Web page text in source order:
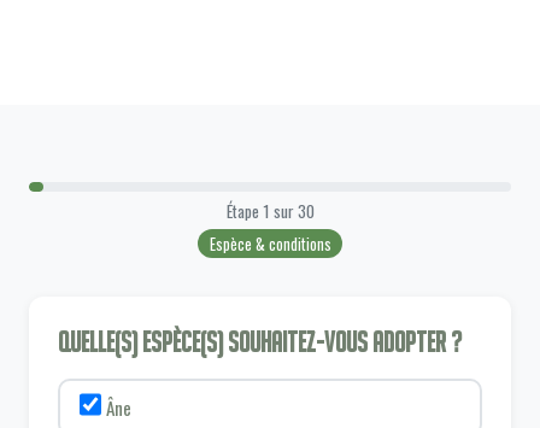
Étape 1 sur30
Espèce & conditions
Quelle(s) espèce(s) souhaitez-vous adopter ?
Âne